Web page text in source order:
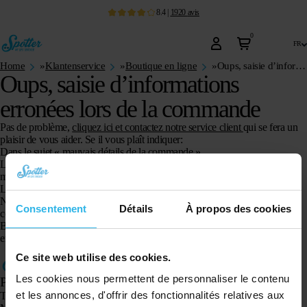
Consentement Détails À propos des cookies
Ce site web utilise des cookies.
Les cookies nous permettent de personnaliser le contenu
et les annonces, d'offrir des fonctionnalités relatives aux
8.4| 1920 avis
0
fr
Home »Klantenservice »Boutique en ligne » Oups, saisie d’informations erronées lors de la commande
Oups, saisie d’informations
erronées lors de la commande
Pas de problème, cliquez ici et contactez notre service clientqui se fera un
plaisir de vous aider. Se il vous plaît indiquer:
Dans le sujet « mauvais détails de la commande ».
Le numéro de commande de votre commande, que vous verrez dans l’e-
mail de confirmation.
Les données qui sont incorrectes et doivent être corrigées.
Nous veillerons alors à ce que votre commande vous parvienne toujours
correctement.
Balises : données erronées, numéro de maison erroné, adresse de livraison
erronée.
Produits
Traceur GPS Spotter X10